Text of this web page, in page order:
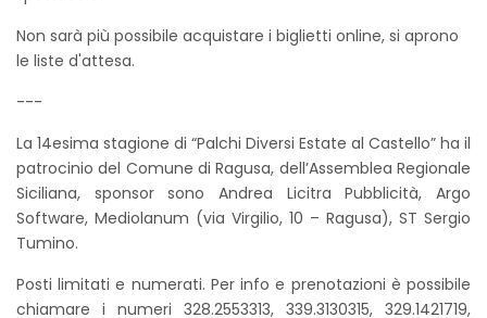
Non sarà più possibile acquistare i biglietti online, si aprono
le liste d'attesa.
---
La 14esima stagione di “Palchi Diversi Estate al Castello” ha il
patrocinio del Comune di Ragusa, dell’Assemblea Regionale
Siciliana, sponsor sono Andrea Licitra Pubblicità, Argo
Software, Mediolanum (via Virgilio, 10 – Ragusa), ST Sergio
Tumino.
Posti limitati e numerati. Per info e prenotazioni è possibile
chiamare i numeri 328.2553313, 339.3130315, 329.1421719,